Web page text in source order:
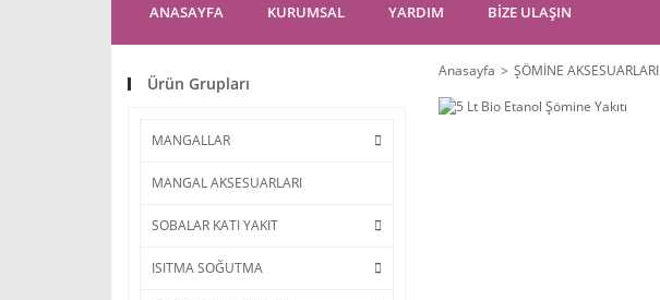
ANASAYFA KURUMSAL YARDIM BİZE ULAŞIN
Ürün Grupları
MANGALLAR
MANGAL AKSESUARLARI
SOBALAR KATI YAKIT
ISITMA SOĞUTMA
Anasayfa ŞÖMİNE AKSESUARLARI